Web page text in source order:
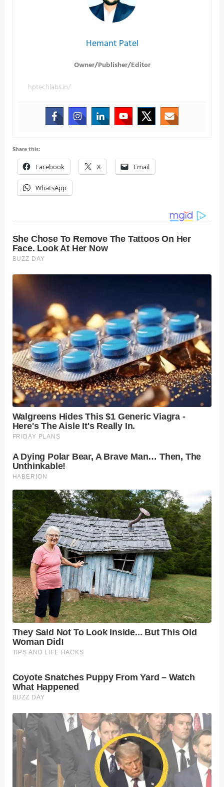
Hemant Patel
Owner/Publisher/Editor
hptechlabs.in/
Share this:
Facebook X Email
WhatsApp